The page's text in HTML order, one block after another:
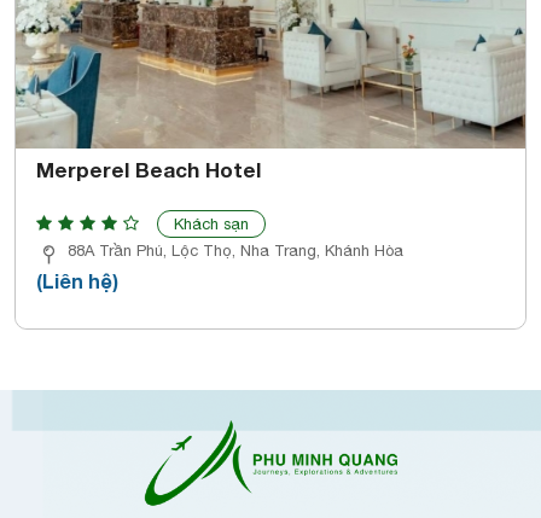
Merperel Beach Hotel
Khách sạn
88A Trần Phú, Lộc Thọ, Nha Trang, Khánh Hòa
(Liên hệ)